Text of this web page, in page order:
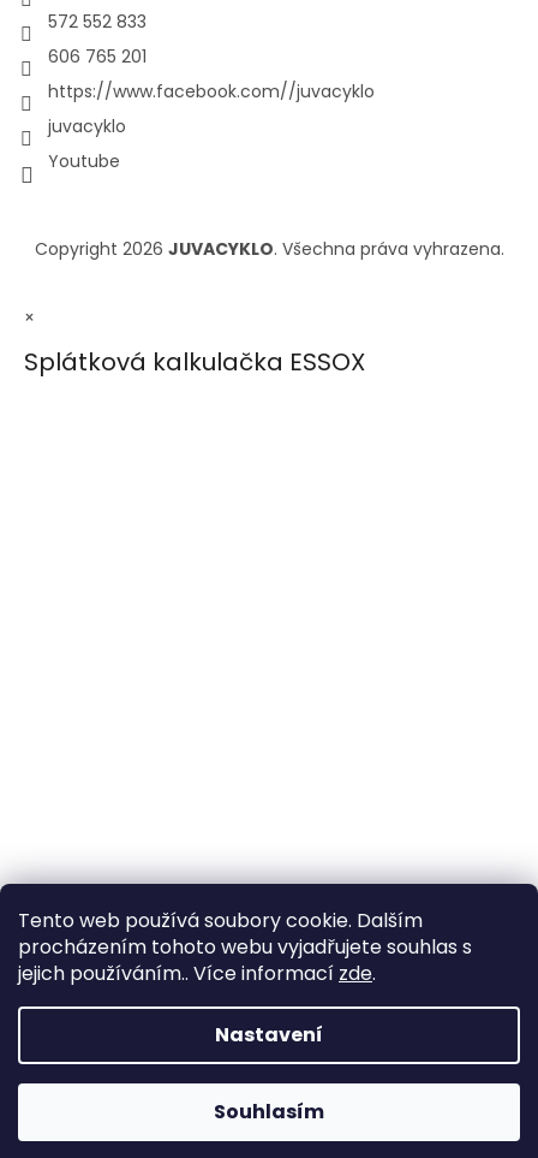
Tento web používá soubory cookie. Dalším
procházením tohoto webu vyjadřujete souhlas s
jejich používáním.. Více informací zde.
Nastavení
Souhlasím
572 552 833
606 765 201
https://www.facebook.com//juvacyklo
juvacyklo
Youtube
Copyright 2026 JUVACYKLO. Všechna práva vyhrazena.
×
Splátková kalkulačka ESSOX